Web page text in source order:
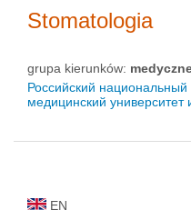
Stomatologia
grupa kierunków:
Российский национальный
медицинский
EN